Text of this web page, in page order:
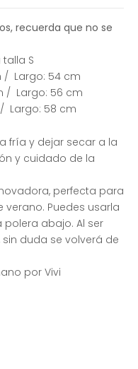
recuerda que no se
S
Largo: 54 cm
/ Largo: 56 cm
Largo: 58 cm
fría y dejar secar a la
y cuidado de la
perfecta para
Puedes usarla
abajo. Al ser
duda se volverá de
por Vivi